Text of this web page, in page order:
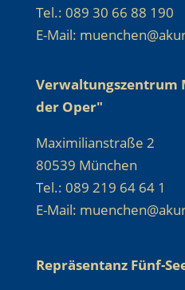
Tel.: 089 30 66 88 190
E-Mail:
Verwaltungszentrum
der Oper"
Maximilianstraße 2
80539 München
Tel.: 089 219 64 64 1
E-Mail:
Repräsentanz Fünf-